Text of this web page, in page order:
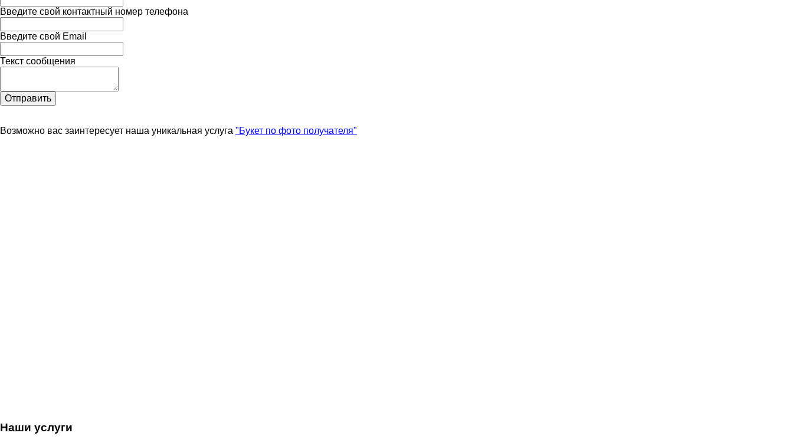
Введите свой контактный номер телефона
Введите свой Email
Текст сообщения
Отправить
Возможно вас заинтересует наша уникальная услуга "Букет по фото получателя"
Наши услуги